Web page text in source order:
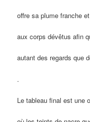
offre sa plume franche
aux corps dévêtus afin
autant des regards que
.
Le tableau final est une